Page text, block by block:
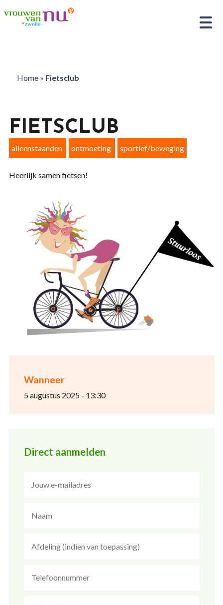
Home» Fietsclub
Wanneer
5 augustus 2025 - 13:30
Direct aanmelden
FIETSCLUB
alleenstaanden ontmoeting sportief/beweging
Heerlijk samen fietsen!